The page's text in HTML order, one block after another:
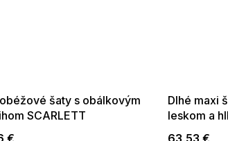
šaty s obálkovým
SCARLETT
Dlhé maxi
leskom a